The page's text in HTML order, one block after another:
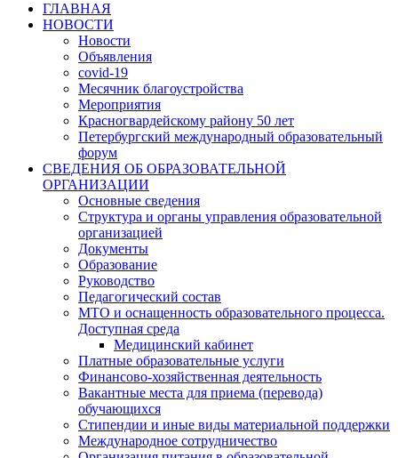
ГЛАВНАЯ
НОВОСТИ
Новости
Объявления
covid-19
Месячник благоустройства
Мероприятия
Красногвардейскому району 50 лет
Петербургский международный образовательный
форум
СВЕДЕНИЯ ОБ ОБРАЗОВАТЕЛЬНОЙ
ОРГАНИЗАЦИИ
Основные сведения
Структура и органы управления образовательной
организацией
Документы
Образование
Руководство
Педагогический состав
МТО и оснащенность образовательного процесса.
Доступная среда
Медицинский кабинет
Платные образовательные услуги
Финансово-хозяйственная деятельность
Вакантные места для приема (перевода)
обучающихся
Стипендии и иные виды материальной поддержки
Международное сотрудничество